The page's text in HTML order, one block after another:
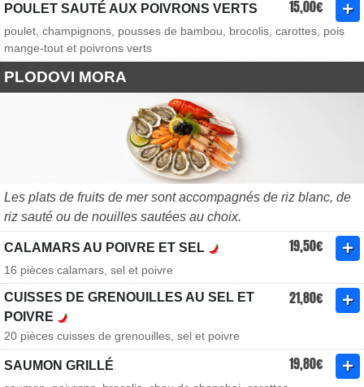
POULET SAUTÉ AUX POIVRONS VERTS 15,00€
poulet, champignons, pousses de bambou, brocolis, carottes, pois
mange-tout et poivrons verts
PLODOVI MORA
Les plats de fruits de mer sont accompagnés de riz blanc, de
riz sauté ou de nouilles sautées au choix.
CALAMARS AU POIVRE ET SEL 19,50€
16 pièces calamars, sel et poivre
CUISSES DE GRENOUILLES AU SEL ET
POIVRE
21,80€
20 pièces cuisses de grenouilles, sel et poivre
SAUMON GRILLÉ 19,80€